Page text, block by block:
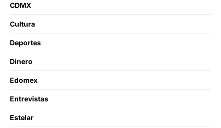
CDMX
Cultura
Deportes
Dinero
Edomex
Entrevistas
Estelar